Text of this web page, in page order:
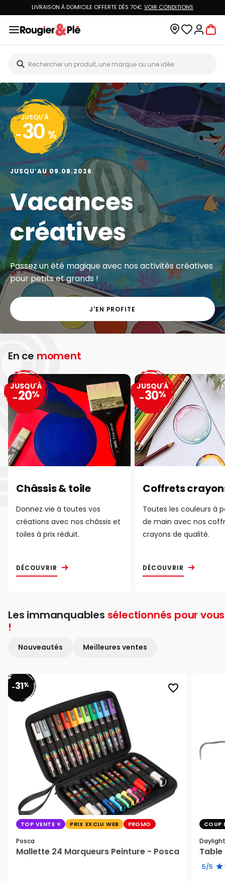
LIVRAISON À DOMICILE OFFERTE DÈS 70€.VOIR CONDITIONS
JUSQU'À
- 30 %
JUSQU’AU 09.08.2026
Vacances
créatives
Passez un été magique avec nos activités créatives
pour petits et grands !
J'EN PROFITE
En ce moment
Châssis & toile
Donnez vie à toutes vos
créations avec nos châssis et
toiles à prix réduit.
DÉCOUVRIR
JUSQU'À
-20%
Coffrets
Toutes les couleurs à
de main avec nos
crayons de qualité.
DÉCOUVRIR
JUSQU'À
-30%
Les immanquables sélectionnés pour vous
!
Nouveautés Meilleures ventes
favorite_border
-31%
TOP VENTE PRIX EXCLU WEB PROMO
Posca
Mallette 24 Marqueurs Peinture - Posca
COUP
Daylight
Table
5/5